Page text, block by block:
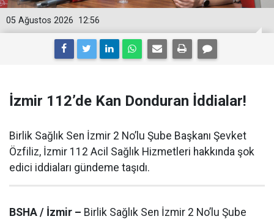
12:56
05 Ağustos 2026
İzmir 112’de Kan Donduran İddialar!
Birlik Sağlık Sen İzmir 2 No’lu Şube Başkanı Şevket
Özfiliz, İzmir 112 Acil Sağlık Hizmetleri hakkında şok
edici iddiaları gündeme taşıdı.
BSHA / İzmir – Birlik Sağlık Sen İzmir 2 No’lu Şube